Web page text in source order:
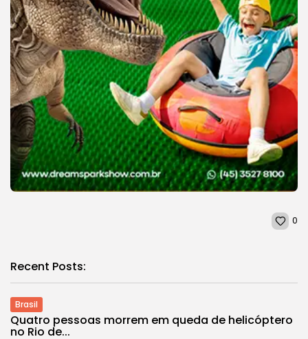
0
Recent Posts:
Brasil
Quatro pessoas morrem em queda de helicóptero
no Rio de...